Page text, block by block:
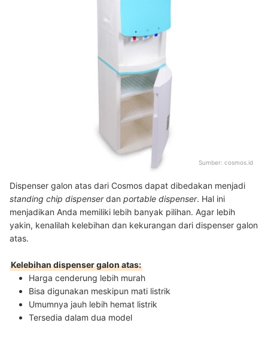
Sumber: cosmos.id
Dispenser galon atas dari Cosmos dapat dibedakan menjadi
standing chip dispenserdan portable dispenser. Hal ini
menjadikan Anda memiliki lebih banyak pilihan. Agar lebih
yakin, kenalilah kelebihan dan kekurangan dari dispenser galon
atas.
Kelebihan dispenser galon atas:
Harga cenderung lebih murah
Bisa digunakan meskipun mati listrik
Umumnya jauh lebih hemat listrik
Tersedia dalam dua model